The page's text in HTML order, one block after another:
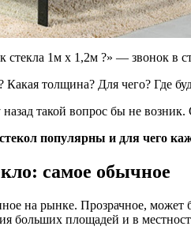
стекла 1м х 1,2м ?» — звонок в
толщина? Для чего? Где
такой вопрос бы не
популярны и для чего
самое обычное
на рынке. Прозрачное,
больших площадей и в